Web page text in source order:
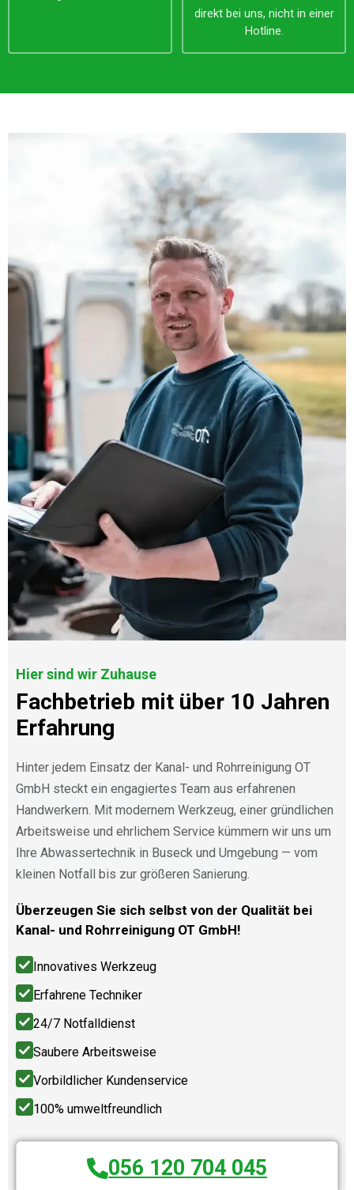
direkt bei uns, nicht in einer
Hotline.
Hier sind wir Zuhause
Fachbetrieb mit über 10 Jahren
Erfahrung
Hinter jedem Einsatz der Kanal- und Rohrreinigung OT
GmbH steckt ein engagiertes Team aus erfahrenen
Handwerkern. Mit modernem Werkzeug, einer gründlichen
Arbeitsweise und ehrlichem Service kümmern wir uns um
Ihre Abwassertechnik in Buseck und Umgebung — vom
kleinen Notfall bis zur größeren Sanierung.
Überzeugen Sie sich selbst von der Qualität bei
Kanal- und Rohrreinigung OT GmbH!
Innovatives Werkzeug
Erfahrene Techniker
24/7 Notfalldienst
Saubere Arbeitsweise
Vorbildlicher Kundenservice
100% umweltfreundlich
056 120 704 045